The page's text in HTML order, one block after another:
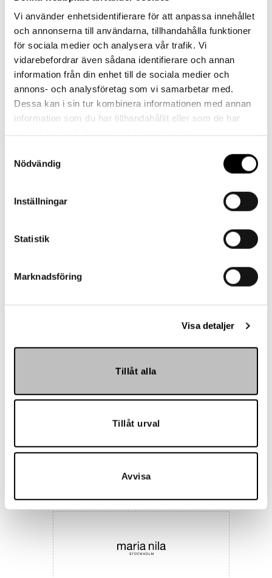
Vi använder enhetsidentifierare för att anpassa innehållet
och annonserna till användarna, tillhandahålla funktioner
för sociala medier och analysera vår trafik. Vi
vidarebefordrar även sådana identifierare och annan
information från din enhet till de sociala medier och
annons- och analysföretag som vi samarbetar med.
Dessa kan i sin tur kombinera informationen med annan
information som du har tillhandahållit eller som de har
Nödvändig
Inställningar
Statistik
Marknadsföring
Visa detaljer
Tillåt alla
Tillåt urval
Avvisa
Har du frågor eller behöver hjälp?
Vi finns här för dig!
Vår kundtjänst är tillgänglig Mån – Fre: 07:30 –
Kontakt
Referenser
Hemmakväll